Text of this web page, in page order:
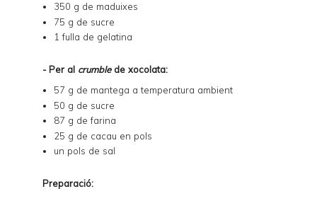
350 g de maduixes
75 g de sucre
1 fulla de gelatina
- Per al crumblede xocolata:
57 g de mantega a temperatura ambient
50 g de sucre
87 g de farina
25 g de cacau en pols
un pols de sal
Preparació: